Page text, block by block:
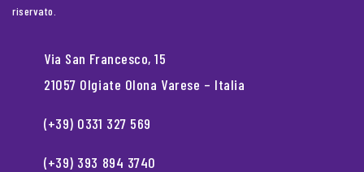
riservato.
Via San Francesco, 15
21057 Olgiate Olona Varese – Italia
(+39) 0331 327 569
(+39) 393 894 3740